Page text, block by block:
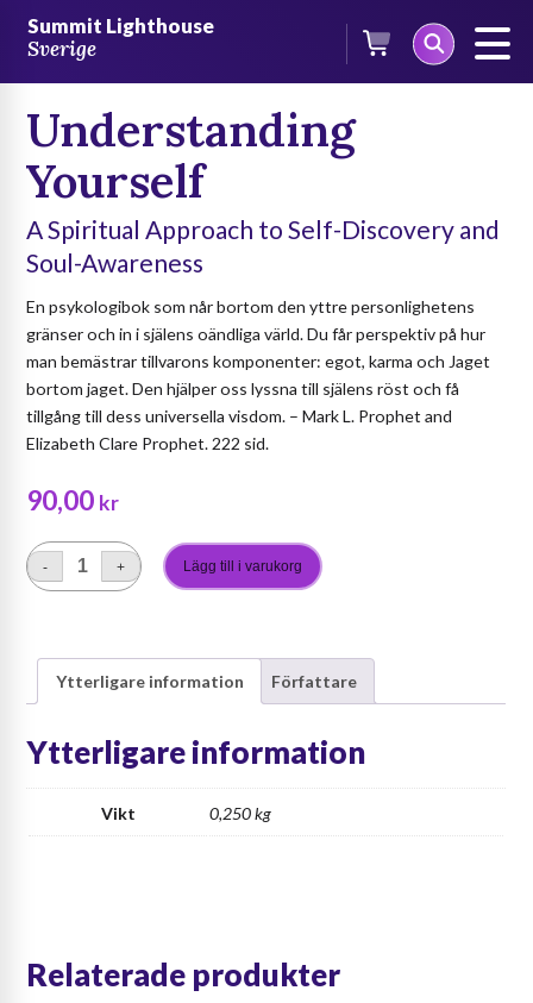
Summit Lighthouse
Sverige
Böcker Böcker på engelska
Understanding
Yourself
A Spiritual Approach to Self-Discovery and
Soul-Awareness
En psykologibok som når bortom den yttre personlighetens
gränser och in i själens oändliga värld. Du får perspektiv på hur
man bemästrar tillvarons komponenter: egot, karma och Jaget
bortom jaget. Den hjälper oss lyssna till själens röst och få
tillgång till dess universella visdom. – Mark L. Prophet and
Elizabeth Clare Prophet. 222 sid.
90,00 kr
Understanding
- + Lägg till i varukorg
Ytterligare information Författare
Ytterligare information
Vikt 0,250 kg
Relaterade produkter